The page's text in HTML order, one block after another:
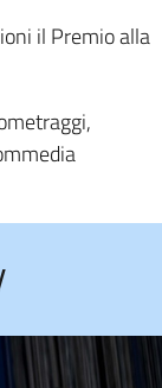
il Premio alla